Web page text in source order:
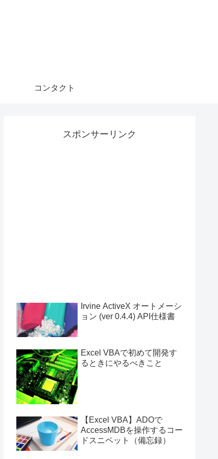
コンタクト
スポンサーリンク
Irvine ActiveX オートメーシ
ョン (ver 0.4.4) API仕様書
Excel VBAで初めて開発す
るときにやるべきこと
【Excel VBA】ADOで
AccessMDBを操作するコー
ドスニペット（備忘録）